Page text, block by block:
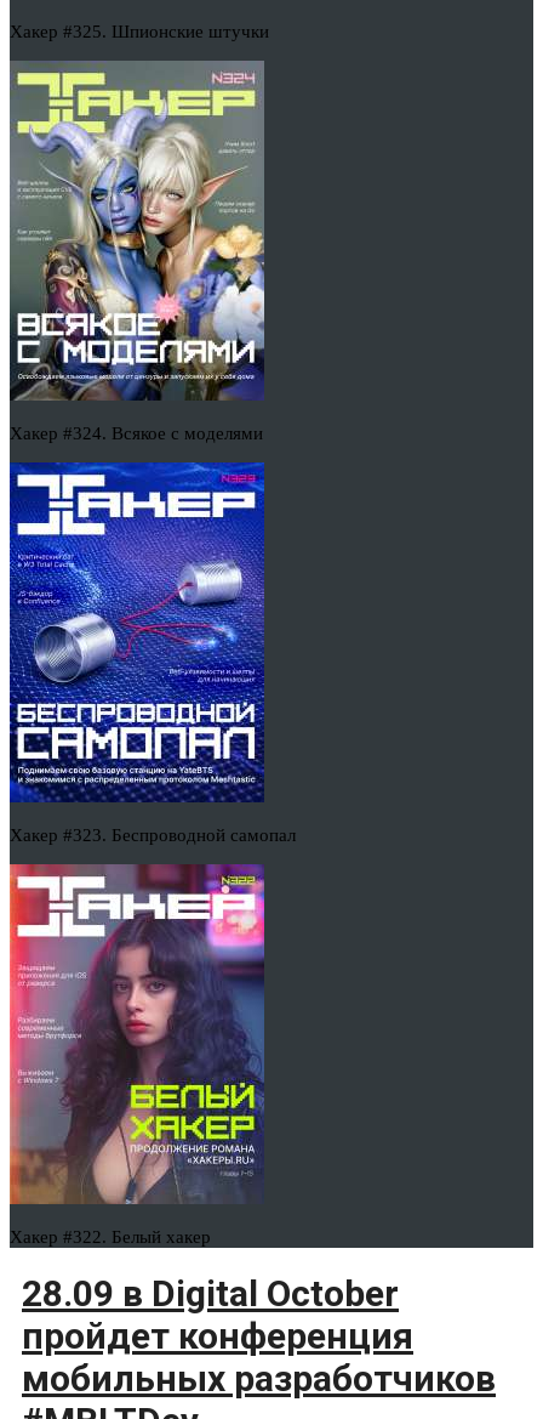
Хакер #325. Шпионские штучки
Хакер #324. Всякое с моделями
Хакер #323. Беспроводной самопал
Хакер #322. Белый хакер
28.09 в Digital October
пройдет конференция
мобильных разработчиков